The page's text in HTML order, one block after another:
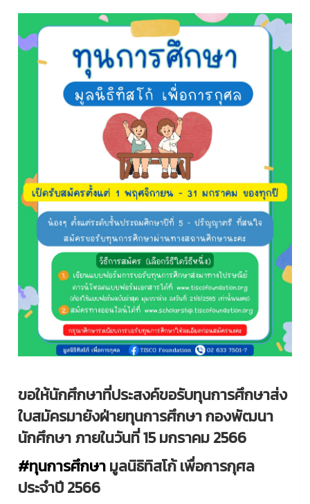
ขอให้นักศึกษาที่ประสงค์ขอรับทุนการศึกษาส่ง
ใบสมัครมายังฝ่ายทุนการศึกษา กองพัฒนา
นักศึกษา ภายในวันที่ 15 มกราคม 2566
#ทุนการศึกษามูลนิธิทิสโก้ เพื่อการกุศล
ประจำปี 2566